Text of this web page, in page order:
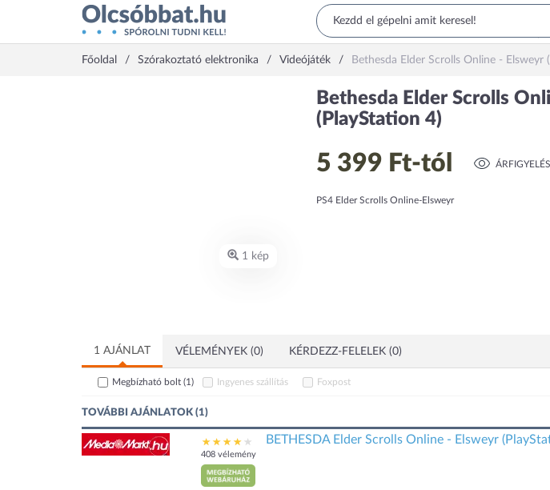
Főoldal Szórakoztató elektronika Videójáték Bethesda Elder Scrolls Online - Elsweyr
1 kép
Bethesda Elder Scrolls
(PlayStation 4)
5 399 Ft-tól ÁRFIGYELÉS
PS4 Elder Scrolls Online-Elsweyr
1 AJÁNLAT VÉLEMÉNYEK (0) KÉRDEZZ-FELELEK (0)
Megbízható bolt (1) Ingyenes szállítás Foxpost
TOVÁBBI AJÁNLATOK (1)
408 vélemény
BETHESDA Elder Scrolls Online - Elsweyr